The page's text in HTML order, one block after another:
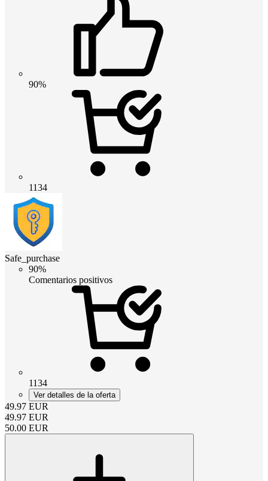
90%
1134
Safe_purchase
90%
Comentarios positivos
1134
Ver detalles de la oferta
49.97 EUR
49.97 EUR
50.00 EUR